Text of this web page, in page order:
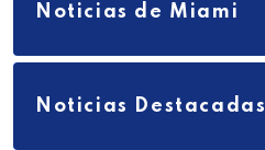
Noticias de Miami
Noticias Destacadas